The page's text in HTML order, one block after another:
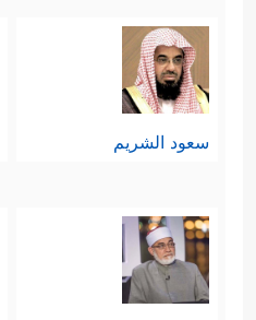
سعود الشريم